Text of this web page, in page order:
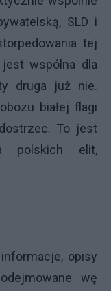
SLD i
tej
wspólna dla
druga już nie.
białej flagi
To jest
polskich elit,
opisy
wę